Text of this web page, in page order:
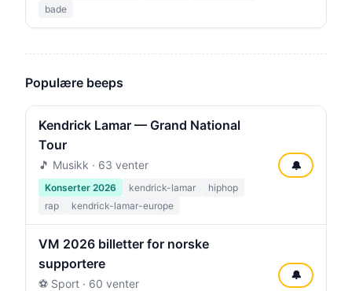
bade
Populære beeps
Kendrick Lamar — Grand National
Tour
🎵 Musikk · 63 venter
Konserter 2026 kendrick-lamar
hiphop
rap
kendrick-lamar-europe
🔔
VM 2026 billetter for norske
supportere
⚽ Sport · 60 venter
🔔